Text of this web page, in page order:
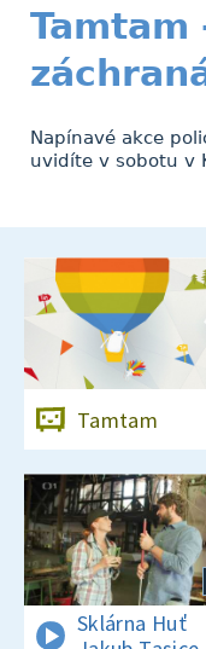
Tamtam
Napínavé akce
uvidíte v sobotu v
Tamtam
Sklárna Huť